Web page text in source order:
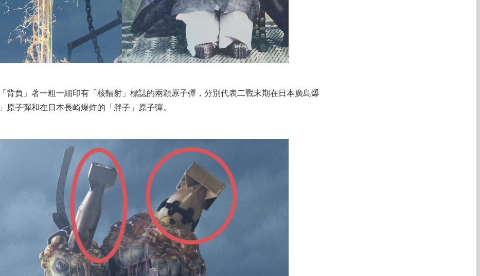
背負」著一粗一細印有「核輻射」標誌的兩顆原子彈，分別代表二戰末期在日本廣島爆
原子彈和在日本長崎爆炸的「胖子」原子彈。